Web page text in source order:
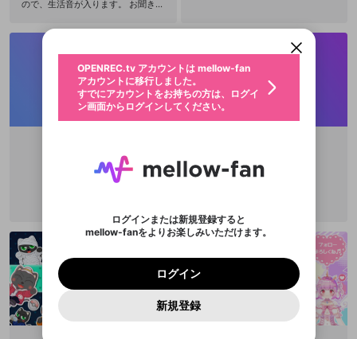
なのだ。これを二律背反的だと批判
するのはやさしい。だが思考を活性
定である。注目すべきなのは、リー
が、截拳道の理論家＝体系化を遂げ
る事なく、それをひとつにまとめた
著作を発表することなく、32歳とい
う若さで他界している点であろう
えたと捉えることも可能ではあろう
かとおもえるのだが、しかし、たん
ではなくて、彼が「武道」にたいし
て、いわば「外部の視線」をもつこ
とができたわけなのだ。結果として
彼の「武道」である截拳道は、両義
的な性格をもつことになる。リーが
截拳道の全貌を概論的に述べている
『魂の武器』の第一章で語っている
ことは、たんに「型」の批判にとど
まるものではない。最初に「型」を
批判しておきながらそのあと執拗に
ので、生活音が入ります。 お聞き苦
ご理解の程よろしくお願いします。 i
nstagram：https://www.instagram.
com/macron_nacloa twitch：http
s://www.twitch.tv/nacloa ニコニ
コ：http://com.nicovideo.jp/comm
unity/co1627524 youtube：https://
www.youtube.com/channel/UCjTif
wKyqlmo8mtQbCPgeAg/featured t
witter：@annacloa→https://twitter.
き場：http://amzn.asia/cTaliOU 大
喜利会場と化した欲しいものリス
ト：http://amzn.asia/1BQ8BWM
1414aaa @3XvZ460vYXL
チームメンバーに追加しますか？
キャンセル はい
ブロックリストに追加しますか？
キャンセル OK
この動画の公開は終了しました
OK
ファンレター
応援している配信者にファンレターを送ることがで
※ファンレター機能は有料サービスです。
固定動画に設定
マイページに表示されている動画 (ライブ配信、配
信予定、アーカイブ、アップロード動画) をページ
のトップに1つ固定できます。動画タイトル横のメ
ニューより設定することができます。
動画プレイリストを選択
動画のプレイリストを一つ選択すると、そのプレイ
選択できるプレイリストがありません。
動画プレイリストがありません
ポイントが不足しています
ご確認ください
した。 サービスを利用するには変更後の内容を
を確認しました。
確認しました
アカウントに移行しました。
新規登録
メールアドレスで新規登録
または
Google
Yahoo! JAPAN
Appleでサインアップ
@
次にお進みください。
カウントに統合しました。
ログイン
メールアドレスでログイン
または
Google
Yahoo! JAPAN
Appleでサインイン
ログイン
ログイン
パスワードを忘れた方はこちら
アカウントをお持ちですか？アカウントを作成する
OPENREC.tv アカウントは mellow-fan
アカウントに移行しました。
すでにアカウントをお持ちの方は、ログイ
ン画面からログインしてください。
ログインまたは新規登録すると
mellow-fanをよりお楽しみいただけます。
ログイン
新規登録
登録したメールアドレスを入力し、送信してくださ
再設定する
入力していただいたメールアドレ
スに、パスワード再設定用URLを
のでご確認ください
OK
パーソナルデータの登録
年 月
生年月は登録後に変更できません。
お住まいの地域
ご登録いただいた情報はサービスの向上を目的
として使用いたします。
一部サービスをご利用いただくには、生年月の
登録が必要です。
認証コードの入力
メイン及びcs.openrec.co.jpドメイン）が受信拒否設
定に含まれていないかご確認ください。
入力
セッションの有効期限が切れたた
プレミアム会員に入会
不適切なユーザーとして報告しま
すか？
問題を選択してください
わいせつな表現
著作権の侵害
なりすまし行為
0
報告された問題については、利用規約に違反しているか
どうかをスタッフが確認します。
用することは、利用規約違反になります。
サブスクシェア
Discordアカウントをお持ちでない方
Discordアカウントを作成
Discordは第三者が提供するコミュニティーサービスで、
mellow-fanとは関わりがありません。Discordに関してのお
問い合わせにはお答えすることができません。Discordの仕
様変更により、限定コミュニティ特典の提供が終了する可能